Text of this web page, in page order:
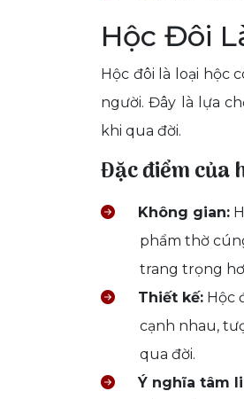
Hộc Đôi
Hộc đôi là loại hộc
người. Đây là lựa
khi qua đời.
Đặc điểm của
Không gian:
phẩm thờ
trang trọng
Thiết kế: Hộc
cạnh nhau,
qua đời.
Ý nghĩa tâm